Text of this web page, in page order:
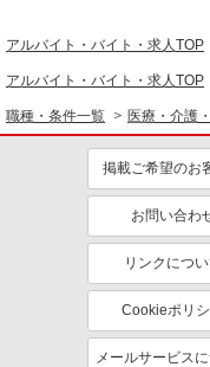
派遣社員
介護
高齢
務先未
る） 経
日）＝31万6800円
払い/
時にご
当社規
福岡県
駅」 ◆
駅
キープ
株式会社kotrio /●FK-H-
アルバイト・バイト・求人TOP
アルバイト・バイト・求人TOP
職種・条件一覧 医療・介護
掲載ご希望のお
お問い合わ
リンクにつ
Cookieポリ
メールサービス